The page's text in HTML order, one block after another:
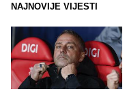
NAJNOVIJE VIJESTI